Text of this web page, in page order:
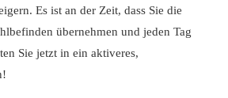
Es ist an der Zeit, dass Sie die
übernehmen und jeden Tag
Sie jetzt in ein aktiveres,